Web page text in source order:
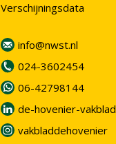
Verschijningsdata
info@nwst.nl
024-3602454
06-42798144
de-hovenier-vakblad
vakbladdehovenier